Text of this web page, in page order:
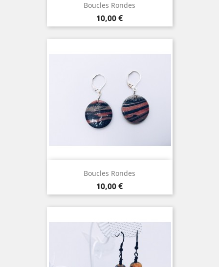
Boucles Rondes
Prix
10,00 €
Boucles Rondes
Prix
10,00 €